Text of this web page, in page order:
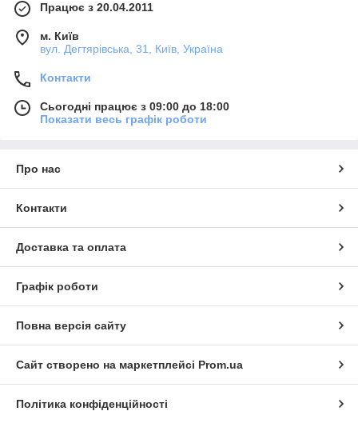
Працює з 20.04.2011
м. Київ
вул. Дегтярівська, 31, Київ, Україна
Контакти
Сьогодні працює з 09:00 до 18:00
Показати весь графік роботи
Про нас
Контакти
Доставка та оплата
Графік роботи
Повна версія сайту
Сайт створено на маркетплейсі Prom.ua
Політика конфіденційності